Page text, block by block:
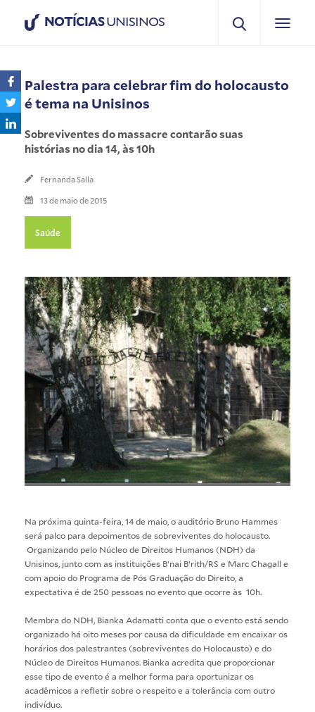
NOTÍCIASUNISINOS
Palestra para celebrar fim do holocausto
é tema na Unisinos
Sobreviventes do massacre contarão suas
histórias no dia 14, às 10h
Fernanda Salla
13 de maio de 2015
Saúde
Na próxima quinta-feira, 14 de maio, o auditório Bruno Hammes
será palco para depoimentos de sobreviventes do holocausto.
Organizando pelo Núcleo de Direitos Humanos (NDH) da
Unisinos, junto com as instituições B’nai B’rith/RS e Marc Chagall e
com apoio do Programa de Pós Graduação do Direito, a
expectativa é de 250 pessoas no evento que ocorre às 10h.
Membra do NDH, Bianka Adamatti conta que o evento está sendo
organizado há oito meses por causa da dificuldade em encaixar os
horários dos palestrantes (sobreviventes do Holocausto) e do
Núcleo de Direitos Humanos. Bianka acredita que proporcionar
esse tipo de evento é a melhor forma para oportunizar os
acadêmicos a refletir sobre o respeito e a tolerância com outro
indivíduo.